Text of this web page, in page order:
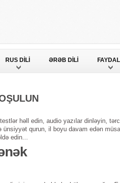
RUS DİLİ ƏRƏB DİLİ FAYDALI
həll edin, audio yazılar dinləyin,
ünsiyyət qurun, il boyu davam edən
edin...